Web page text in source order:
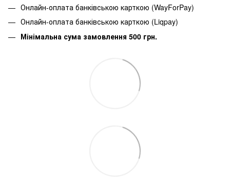
Онлайн-оплата банківською карткою (WayForPay)
Онлайн-оплата банківською карткою (Liqpay)
Мінімальна сума замовлення 500 грн.